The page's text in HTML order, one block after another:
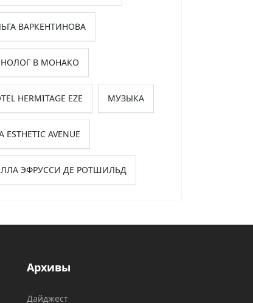
ВАРКЕНТИНОВА
В МОНАКО
HERMITAGE EZE МУЗЫКА
ESTHETIC AVENUE
ЭФРУССИ ДЕ РОТШИЛЬД
Архивы
Дайджест